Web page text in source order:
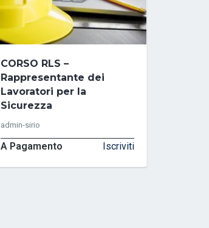
CORSO RLS –
Rappresentante dei
Lavoratori per la
Sicurezza
admin-sirio
A Pagamento Iscriviti